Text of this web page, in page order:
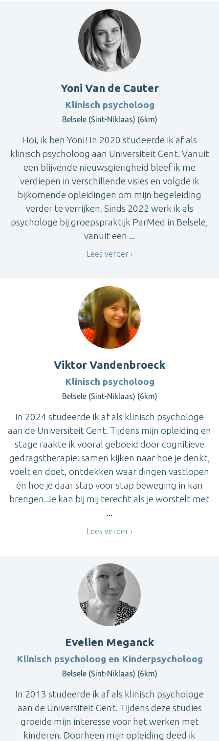
Yoni Van de Cauter
Klinisch psycholoog
Belsele (Sint-Niklaas) (6km)
Hoi, ik ben Yoni! In 2020 studeerde ik af als
klinisch psycholoog aan Universiteit Gent. Vanuit
een blijvende nieuwsgierigheid bleef ik me
verdiepen in verschillende visies en volgde ik
bijkomende opleidingen om mijn begeleiding
verder te verrijken. Sinds 2022 werk ik als
psychologe bij groepspraktijk ParMed in Belsele,
vanuit een ...
Lees verder
Viktor Vandenbroeck
Klinisch psycholoog
Belsele (Sint-Niklaas) (6km)
In 2024 studeerde ik af als klinisch psychologe
aan de Universiteit Gent. Tijdens mijn opleiding en
stage raakte ik vooral geboeid door cognitieve
gedragstherapie: samen kijken naar hoe je denkt,
voelt en doet, ontdekken waar dingen vastlopen
én hoe je daar stap voor stap beweging in kan
brengen.Je kan bij mij terecht als je worstelt met
...
Lees verder
Evelien Meganck
Klinisch psycholoog en Kinderpsycholoog
Belsele (Sint-Niklaas) (6km)
In 2013 studeerde ik af als klinisch psychologe
aan de Universiteit Gent. Tijdens deze studies
groeide mijn interesse voor het werken met
kinderen. Doorheen mijn opleiding deed ik